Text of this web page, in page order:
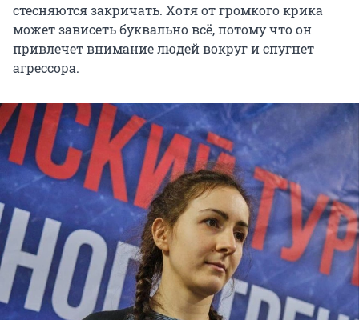
стесняются закричать. Хотя от громкого крика
может зависеть буквально всё, потому что он
привлечет внимание людей вокруг и спугнет
агрессора.